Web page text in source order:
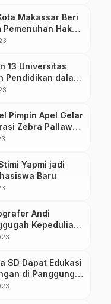
Makassar Beri
Pemenuhan Hak
13 Universitas
Pendidikan dalam
Pimpin Apel Gelar
Zebra Pallawa
Yapmi jadi
Baru
Andi
Kepedulian
Foto
SD Dapat Edukasi
di Panggung